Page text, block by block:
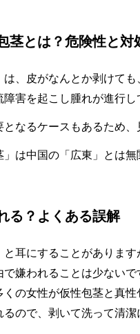
茎とは？危険性と対
は、皮がなんとか剥けて
害を起こし腫れが進行し
なるケースもあるため
は中国の「広東」とは無
る？よくある誤解
と耳にすることがありま
嫌われることは少ないで
の女性が仮性包茎と真性
ので、剥いて洗って清潔